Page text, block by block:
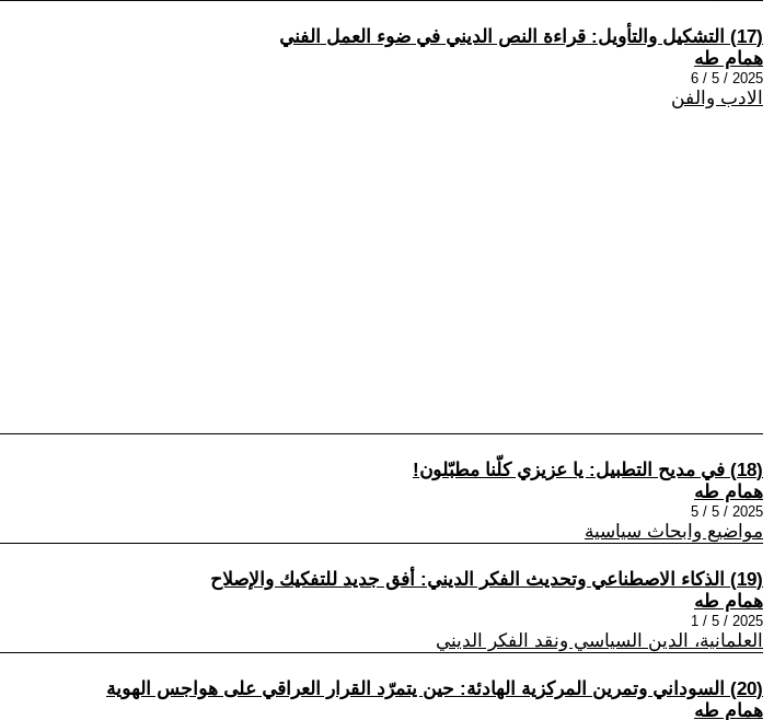
(17) التشكيل والتأويل: قراءة النص الديني في ضوء العمل الفني
همام طه
2025 / 5 / 6
الادب والفن
(18) في مديح التطبيل: يا عزيزي كلّنا مطبّلون!
همام طه
2025 / 5 / 5
مواضيع وابحاث سياسية
(19) الذكاء الاصطناعي وتحديث الفكر الديني: أفق جديد للتفكيك والإصلاح
همام طه
2025 / 5 / 1
العلمانية، الدين السياسي ونقد الفكر الديني
(20) السوداني وتمرين المركزية الهادئة: حين يتمرّد القرار العراقي على هواجس الهوية
همام طه